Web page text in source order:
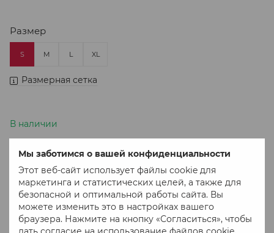
Мы заботимся о вашей конфиденциальности
Этот веб-сайт использует файлы cookie для
маркетинга и статистических целей, а также для
безопасной и оптимальной работы сайта. Вы
можете изменить это в настройках вашего
браузера. Нажмите на кнопку «Согласиться», чтобы
Размер
S M L XL
Размерная сетка
В наличии
1 292 грн
В корзину
Купить в 1 клік